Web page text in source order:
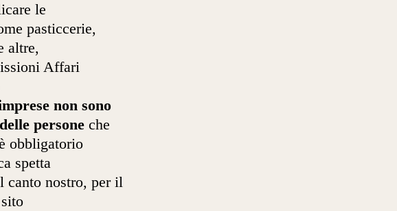
le
pasticcerie,
altre,
Affari
non sono
persone che
obbligatorio
spetta
canto nostro, per il